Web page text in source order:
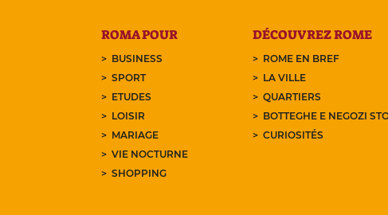
ROMA POUR
BUSINESS
SPORT
ETUDES
LOISIR
MARIAGE
VIE NOCTURNE
SHOPPING
DÉCOUVREZ ROME
ROME EN BREF
LA VILLE
QUARTIERS
BOTTEGHE E NEGOZI
CURIOSITÉS